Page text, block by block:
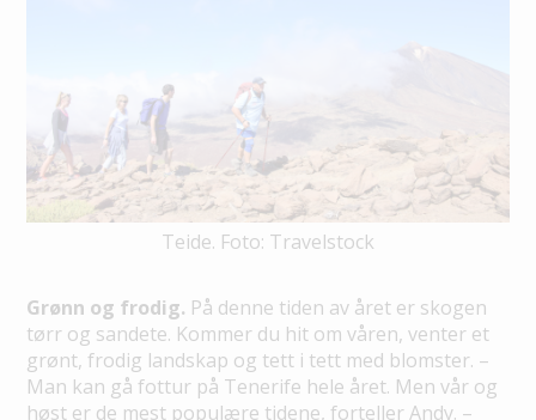
Teide. Foto: Travelstock
Grønn og frodig. På denne tiden av året er skogen
tørr og sandete. Kommer du hit om våren, venter et
grønt, frodig landskap og tett i tett med blomster. –
Man kan gå fottur på Tenerife hele året. Men vår og
høst er de mest populære tidene, forteller Andy. –